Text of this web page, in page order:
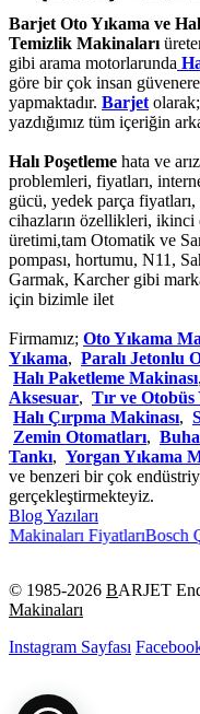
Barjet Oto Yıkama ve
Temizlik Makinaları
gibi arama motorlarunda
göre bir çok insan
yapmaktadır. Barjet
yazdığımız tüm içeriğin
Halı Poşetleme hata ve
problemleri, fiyatları,
gücü, yedek parça
cihazların özellikleri, ikinci
üretimi,tam Otomatik ve
pompası, hortumu, N11,
Garmak, Karcher gibi
için bizimle ilet
Firmamız; Oto Yıkama
Yıkama, Paralı Jetonlu
Halı Paketleme Makinası
Aksesuar, Tır ve Otobüs
Halı Çırpma Makinası,
Zemin Otomatları,
Tankı, Yorgan Yıkama
ve benzeri bir çok
gerçekleştirmekteyiz.
Blog Yazıları
FiyatlarıBosch
© 1985-2026 BARJET
Makinaları
Instagram Sayfası